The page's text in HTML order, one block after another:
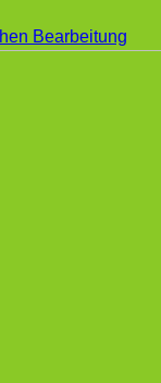
Bearbeitung